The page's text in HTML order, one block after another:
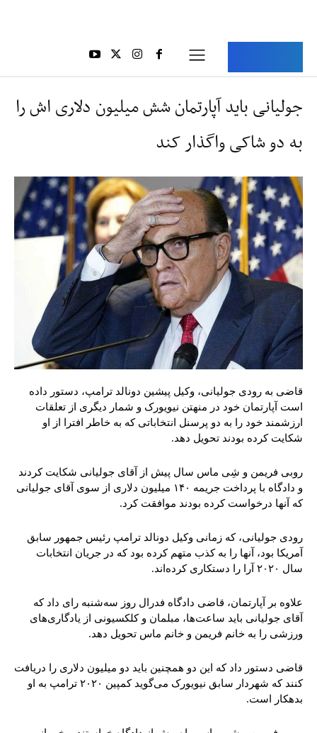
جولیانی باید آپارتمان شش میلیون دلاری اش را
به دو شاکی واگذار کند
قاضی به رودی جولیانی، وکیل پیشین دونالد ترامپ، دستور داده
است آپارتمان خود در منهتن نیویورک و شمار دیگری از تعلقات
ارزشمند خود را به دو پرسنل انتخاباتی که به خاطر افترا از او
شکایت کرده بودند تحویل دهد.
روبی فریمن و شِی ماس سال پیش از آقای جولیانی شکایت کردند
و دادگاه با پرداخت جریمه ۱۴۰ میلیون دلاری از سوی آقای جولیانی
که آنها درخواست کرده بودند موافقت کرد.
رودی جولیانی، که زمانی وکیل دونالد ترامپ رئیس جمهور سابق
آمریکا بود، آنها را به کذب متهم کرده بود که در جریان انتخابات
سال ۲۰۲۰ آرا را دستکاری کرده‌اند.
علاوه بر آپارتمان، قاضی دادگاه فدرال روز سه‌شنبه رای داد که
آقای جولیانی باید ساعت‌ها، مبلمان و کلکسیونی از یادگاری‌های
ورزشی را به خانم فریمن و خانم ماس تحویل دهد.
قاضی دستور داد که این دو همچنین باید دو میلیون دلاری را دریافت
کنند که شهردار سابق نیویورک می‌گوید کمپین ۲۰۲۰ ترامپ به او
بدهکار است.